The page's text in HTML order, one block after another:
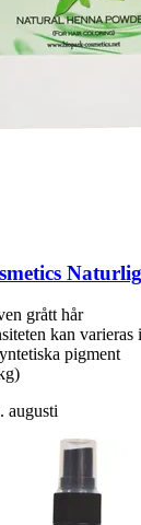
grått hår
kan
pigment
augusti